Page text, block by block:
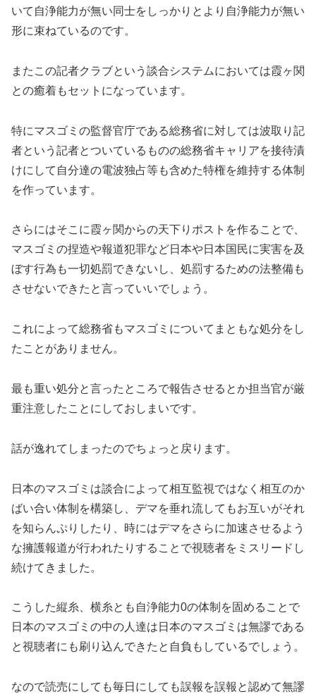
いて自浄能力が無い同士をしっかりとより自浄能力が無い
形に束ねているのです。
またこの記者クラブという談合システムにおいては霞ヶ関
との癒着もセットになっています。
特にマスゴミの監督官庁である総務省に対しては波取り記
者という記者とついているものの総務省キャリアを接待漬
けにして自分達の電波独占等も含めた特権を維持する体制
を作っています。
さらにはそこに霞ヶ関からの天下りポストを作ることで、
マスゴミの捏造や報道犯罪など日本や日本国民に実害を及
ぼす行為も一切処罰できないし、処罰するための法整備も
させないできたと言っていいでしょう。
これによって総務省もマスゴミについてまともな処分をし
たことがありません。
最も重い処分と言ったところで報告させるとか担当官が厳
重注意したことにしておしまいです。
話が逸れてしまったのでちょっと戻ります。
日本のマスゴミは談合によって相互監視ではなく相互のか
ばい合い体制を構築し、デマを垂れ流してもお互いがそれ
を知らんぷりしたり、時にはデマをさらに加速させるよう
な擁護報道が行われたりすることで視聴者をミスリードし
続けてきました。
こうした縦糸、横糸とも自浄能力0の体制を固めることで
日本のマスゴミの中の人達は日本のマスゴミは無謬である
と視聴者にも刷り込んできたと自負もしているでしょう。
なので読売にしても毎日にしても誤報を誤報と認めて無謬